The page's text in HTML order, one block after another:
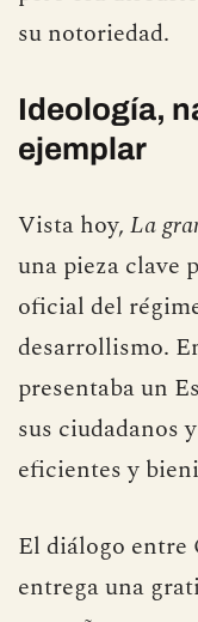
su notoriedad.
Ideología,
ejemplar
Vista hoy, La
una pieza clave
oficial del
desarrollismo.
presentaba un
sus ciudadanos
eficientes y
El diálogo entre
entrega una